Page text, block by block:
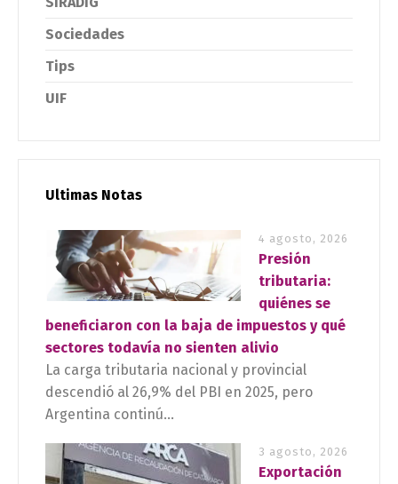
Sociedades
Tips
UIF
Ultimas Notas
4 agosto, 2026
Presión
tributaria:
quiénes se
beneficiaron con la baja de impuestos y qué
sectores todavía no sienten alivio
La carga tributaria nacional y provincial
descendió al 26,9% del PBI en 2025, pero
Argentina continú...
3 agosto, 2026
Exportación